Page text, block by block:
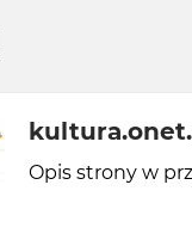
Opis strony w